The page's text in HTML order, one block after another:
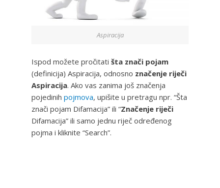
Aspiracija
Ispod možete pročitati šta znači pojam
(definicija) Aspiracija, odnosno značenje riječi
Aspiracija. Ako vas zanima još značenja
pojedinih pojmova, upišite u pretragu npr. “Šta
znači pojam Difamacija” ili “Značenje riječi
Difamacija” ili samo jednu riječ određenog
pojma i kliknite “Search”.